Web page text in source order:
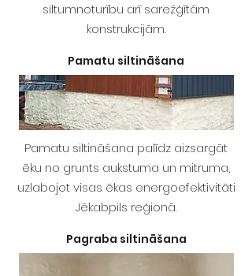
siltumnoturību arī sarežģītām
konstrukcijām.
Pamatu siltināšana
Pamatu siltināšana palīdz aizsargāt
ēku no grunts aukstuma un mitruma,
uzlabojot visas ēkas energoefektivitāti
Jēkabpils reģionā.
Pagraba siltināšana